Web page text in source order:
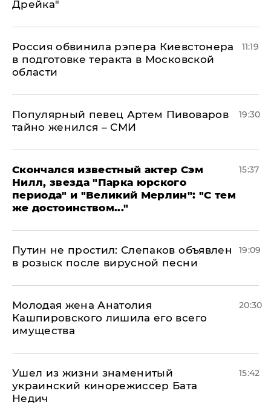
Дрейка"
Россия обвинила рэпера Киевстонера
в подготовке теракта в Московской
области
11:19
Популярный певец Артем Пивоваров
тайно женился – СМИ
19:30
Скончался известный актер Сэм
Нилл, звезда "Парка юрского
периода" и "Великий Мерлин": "С тем
же достоинством..."
15:37
Путин не простил: Слепаков объявлен
в розыск после вирусной песни
19:09
Молодая жена Анатолия
Кашпировского лишила его всего
имущества
20:30
Ушел из жизни знаменитый
украинский кинорежиссер Бата
Недич
15:42